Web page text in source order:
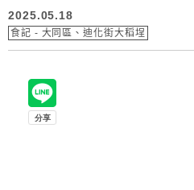
2025.05.18
食記 - 大同區、迪化街大稻埕